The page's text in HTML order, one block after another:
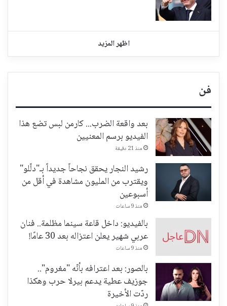
اظهر المزيد
فن
بعد واقعة الضرب... كارمن لبس تضع هذا
الفيديو برسم المعنيين
منذ 21 دقيقة
رشيد النجار يحقق نجاحاً جديداً بـ"دلّلو"
ويقترب من المليون مشاهدة في أقل من
أسبوعين
منذ 9 ساعات
بالفيديو: داخل قاعة سينما مظلمة.. فنان
عربي شهير يعلن اعتزاله بعد 30 عامًا!
منذ 9 ساعات
بالصور: بعد اعترافه بأنّه "مغروم"..
جوزيف عطية يدعم بيرلا حرب وهكذا
ردّت الأخيرة